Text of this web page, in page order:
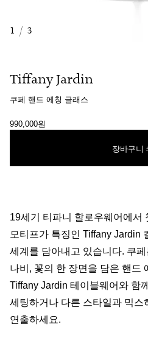
1 / 3
Tiffany Jardin
쿠페 핸드 에칭 글래스
990,000원
장바구니
19세기 티파니 할로우웨어에서
모티프가 특징인 Tiffany Jardin
세계를 담아내고 있습니다. 쿠
나비, 꽃의 한 장면을 담은 핸드
Tiffany Jardin 테이블웨어와 함
세팅하거나 다른 스타일과 믹
연출하세요.